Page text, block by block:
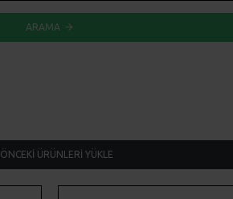
ARAMA
ÖNCEKI ÜRÜNLERI YÜKLE